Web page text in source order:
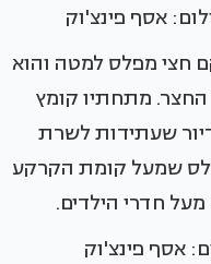
אסף פינצ'וק
חצי מפלס למטה והוא
מתחתיו קומץ
שעתידות לשרת
שמעל קומת הקרקע
חדרי הילדים.
אסף פינצ'וק